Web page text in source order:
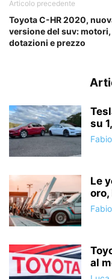
Articolo precedente
Toyota C-HR 2020,
versione del suv: motori,
dotazioni e prezzo
su
Le
oro,
al